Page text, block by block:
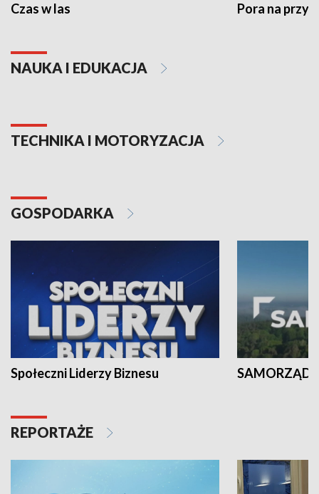
Czas w las Pora na
NAUKA I EDUKACJA
TECHNIKA I MOTORYZACJA
GOSPODARKA
Społeczni Liderzy Biznesu SAMORZĄD
REPORTAŻE